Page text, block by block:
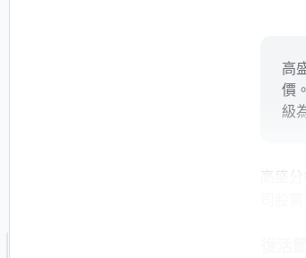
高
價
級
高盛
司股
復活